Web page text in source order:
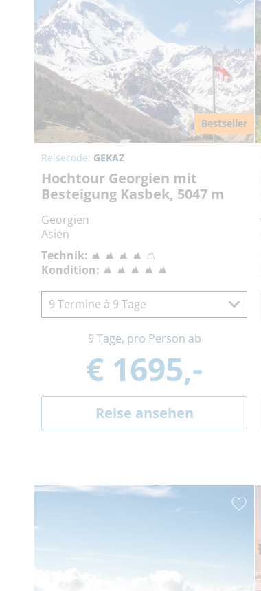
Bestseller
Reisecode: GEKAZ
Hochtour Georgien mit
Besteigung Kasbek, 5047 m
Georgien
Asien
Technik:
Kondition:
9 Termine à 9 Tage
9 Tage, pro Person ab
€ 1695,-
Reise ansehen